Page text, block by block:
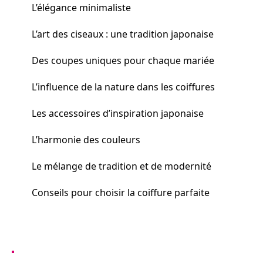
L’élégance minimaliste
L’art des ciseaux : une tradition japonaise
Des coupes uniques pour chaque mariée
L’influence de la nature dans les coiffures
Les accessoires d’inspiration japonaise
L’harmonie des couleurs
Le mélange de tradition et de modernité
Conseils pour choisir la coiffure parfaite